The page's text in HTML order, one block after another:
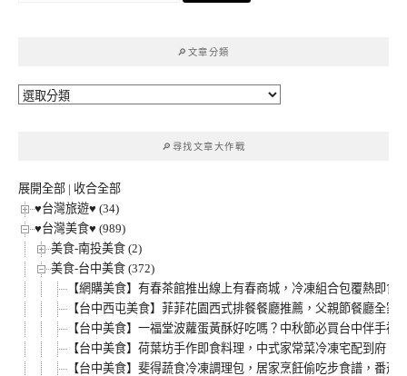
🔎文章分類
🔎
🔎尋找文章大作戰
展開全部 | 收合全部
♥台灣旅遊♥ (34)
♥台灣美食♥ (989)
美食-南投美食 (2)
美食-台中美食 (372)
【網購美食】有春茶館推出線上有春商城，冷凍組合包覆熱即
【台中西屯美食】菲菲花園西式排餐餐廳推薦，父親節餐廳全
【台中美食】一福堂波蘿蛋黃酥好吃嗎？中秋節必買台中伴手禮
【台中美食】荷葉坊手作即食料理，中式家常菜冷凍宅配到府
【台中美食】斐得蔬食冷凍調理包，居家烹飪偷吃步食譜，番